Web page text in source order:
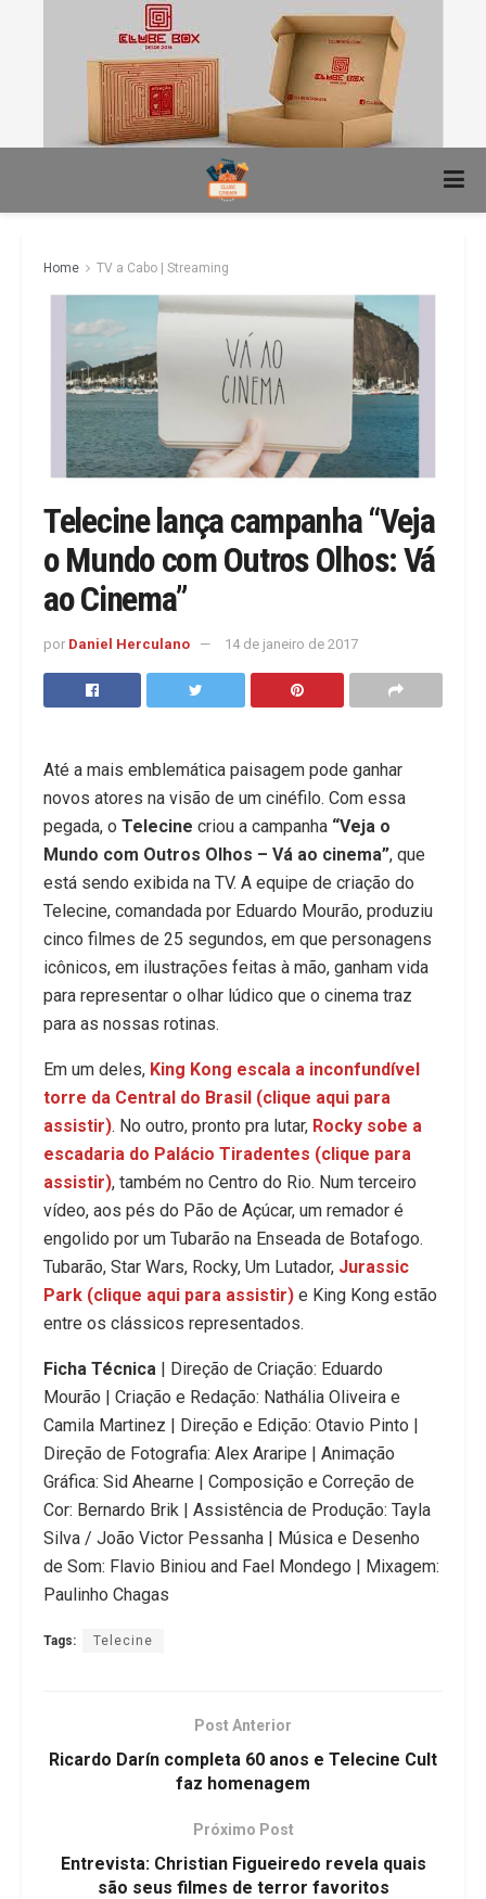
Home TV a Cabo | Streaming
Telecine lança campanha “Veja
o Mundo com Outros Olhos: Vá
ao Cinema”
por Daniel Herculano 14 de janeiro de 2017
Até a mais emblemática paisagem pode ganhar
novos atores na visão de um cinéfilo. Com essa
pegada, o Telecine criou a campanha “Veja o
Mundo com Outros Olhos – Vá ao cinema”, que
está sendo exibida na TV. A equipe de criação do
Telecine, comandada por Eduardo Mourão, produziu
cinco filmes de 25 segundos, em que personagens
icônicos, em ilustrações feitas à mão, ganham vida
para representar o olhar lúdico que o cinema traz
para as nossas rotinas.
Em um deles, King Kong escala a inconfundível
torre da Central do Brasil (clique aqui para
assistir). No outro, pronto pra lutar, Rocky sobe a
escadaria do Palácio Tiradentes (clique para
assistir), também no Centro do Rio. Num terceiro
vídeo, aos pés do Pão de Açúcar, um remador é
engolido por um Tubarão na Enseada de Botafogo.
Tubarão, Star Wars, Rocky, Um Lutador, Jurassic
Park (clique aqui para assistir) e King Kong estão
entre os clássicos representados.
Ficha Técnica | Direção de Criação: Eduardo
Mourão | Criação e Redação: Nathália Oliveira e
Camila Martinez | Direção e Edição: Otavio Pinto |
Direção de Fotografia: Alex Araripe | Animação
Gráfica: Sid Ahearne | Composição e Correção de
Cor: Bernardo Brik | Assistência de Produção: Tayla
Silva / João Victor Pessanha | Música e Desenho
de Som: Flavio Biniou and Fael Mondego | Mixagem:
Paulinho Chagas
Tags: Telecine
Post Anterior
Ricardo Darín completa 60 anos e Telecine Cult
faz homenagem
Próximo Post
Entrevista: Christian Figueiredo revela quais
são seus filmes de terror favoritos